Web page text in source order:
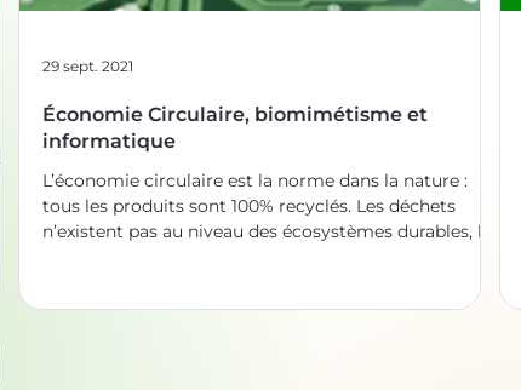
Économie Circulaire, biomimétisme et
informatique
L’économie circulaire est la norme dans la nature :
tous les produits sont 100% recyclés. Les déchets
n’existent pas au niveau des écosystèmes durables, les
transformer nos modes de production vers une
29 sept. 2021